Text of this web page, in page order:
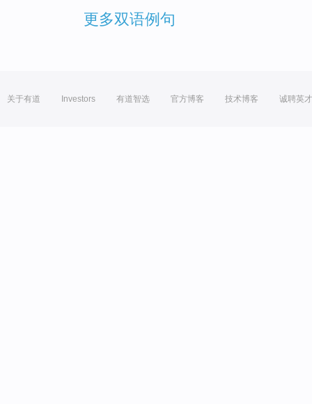
更多双语例句
关于有道 Investors 有道智选 官方博客 技术博客 诚聘英才